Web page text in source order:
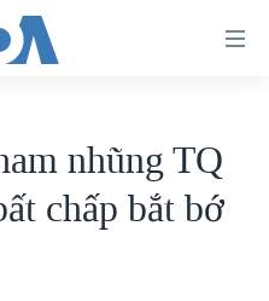
nhũng TQ
chấp bắt bớ